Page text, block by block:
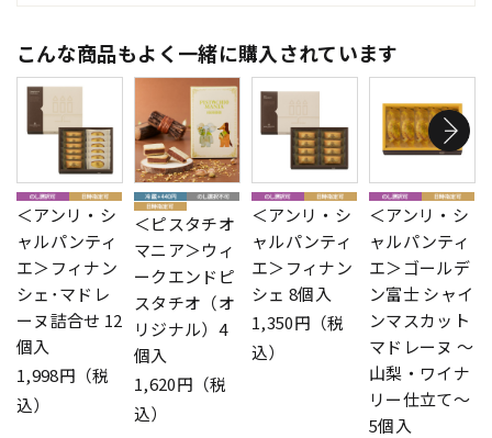
こんな商品もよく一緒に購入されています
＜アンリ・シ
ャルパンティ
エ＞フィナン
シェ･マドレ
ーヌ詰合せ 12
個入
1,998円（税
込）
＜ピスタチオ
マニア＞ウィ
ークエンドピ
スタチオ（オ
リジナル）4
個入
1,620円（税
込）
＜アンリ・シ
ャルパンティ
エ＞フィナン
シェ 8個入
1,350円（税
込）
＜アンリ・シ
ャルパンティ
エ＞ゴールデ
ン富士 シャイ
ンマスカット
マドレーヌ ～
山梨・ワイナ
リー仕立て～
5個入